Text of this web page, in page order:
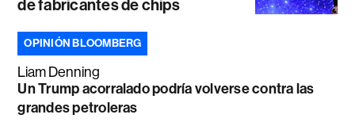
de fabricantes de chips
OPINIÓN BLOOMBERG
Liam Denning
Un Trump acorralado podría volverse contra las
grandes petroleras